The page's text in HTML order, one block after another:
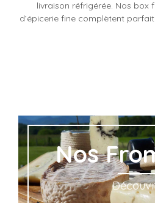
livraison réfrigérée. Nos box
d’épicerie fine complètent
Nos